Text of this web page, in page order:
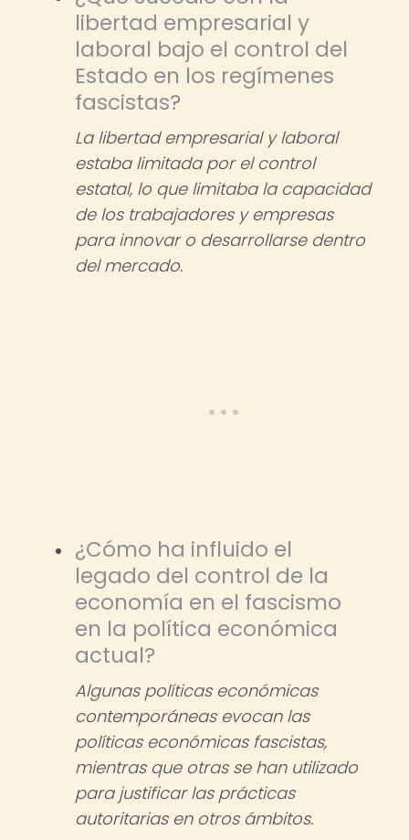
libertad empresarial y
laboral bajo el control del
Estado en los regímenes
fascistas?
La libertad empresarial y laboral
estaba limitada por el control
estatal, lo que limitaba la capacidad
de los trabajadores y empresas
para innovar o desarrollarse dentro
del mercado.
¿Cómo ha influido el
legado del control de la
economía en el fascismo
en la política económica
actual?
Algunas políticas económicas
contemporáneas evocan las
políticas económicas fascistas,
mientras que otras se han utilizado
para justificar las prácticas
autoritarias en otros ámbitos.